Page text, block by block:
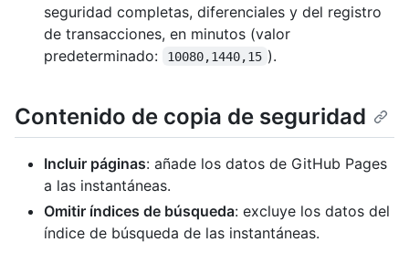
seguridad completas, diferenciales y del registro
de transacciones, en minutos (valor
predeterminado:
10080,1440,15 ).
Contenido de copia de seguridad
Incluir páginas: añade los datos de GitHub Pages
a las instantáneas.
Omitir índices de búsqueda: excluye los datos del
índice de búsqueda de las instantáneas.